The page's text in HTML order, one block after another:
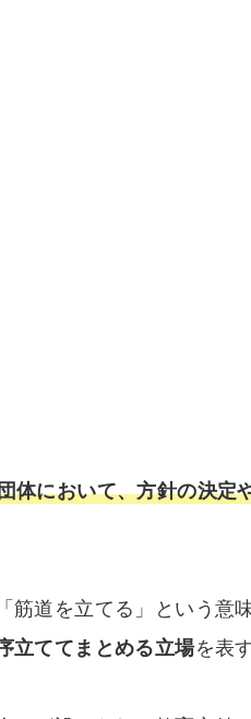
体において、方針の決定
道を立てる」という意
立ててまとめる立場を表